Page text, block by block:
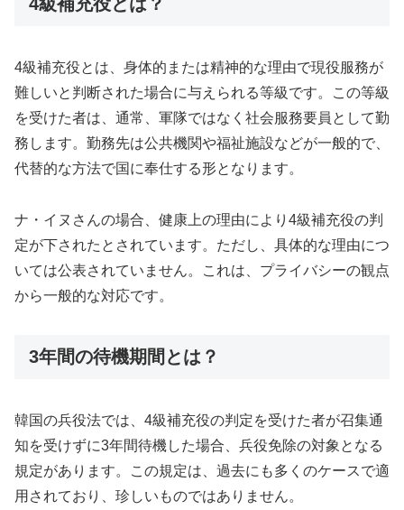
4級補充役とは、身体的または精神的な理由で現役服務が
難しいと判断された場合に与えられる等級です。この等級
を受けた者は、通常、軍隊ではなく社会服務要員として勤
務します。勤務先は公共機関や福祉施設などが一般的で、
代替的な方法で国に奉仕する形となります。
ナ・イヌさんの場合、健康上の理由により4級補充役の判
定が下されたとされています。ただし、具体的な理由につ
いては公表されていません。これは、プライバシーの観点
から一般的な対応です。
3年間の待機期間とは？
韓国の兵役法では、4級補充役の判定を受けた者が召集通
知を受けずに3年間待機した場合、兵役免除の対象となる
規定があります。この規定は、過去にも多くのケースで適
用されており、珍しいものではありません。